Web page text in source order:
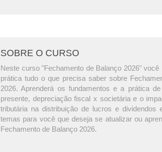
SOBRE O CURSO
Neste curso "Fechamento de Balanço 2026" você
prática tudo o que precisa saber sobre
2026. Aprenderá os fundamentos e a prática
presente, depreciação fiscal x societária e o
tributária na distribuição de lucros e dividendos
temas para você que deseja se atualizar ou
Fechamento de Balanço 2026.